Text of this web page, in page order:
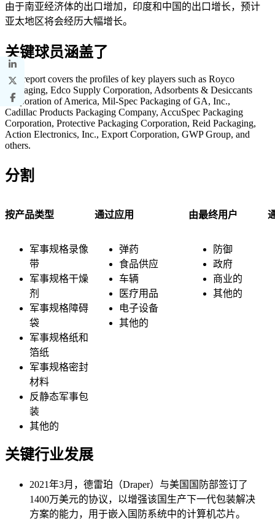
由于南亚经济体的出口增加，印度和中国的出口增长，预计
亚太地区将会经历大幅增长。
关键球员涵盖了
The report covers the profiles of key players such as Royco
Packaging, Edco Supply Corporation, Adsorbents & Desiccants
Corporation of America, Mil-Spec Packaging of GA, Inc.,
Cadillac Products Packaging Company, AccuSpec Packaging
Corporation, Protective Packaging Corporation, Reid Packaging,
Action Electronics, Inc., Export Corporation, GWP Group, and
others.
分割
按产品类型 通过应用 由最终用户
军事规格录像
带
军事规格干燥
剂
军事规格障碍
袋
军事规格纸和
箔纸
军事规格密封
材料
反静态军事包
装
其他的
弹药
食品供应
车辆
医疗用品
电子设备
其他的
防御
政府
商业的
其他的
关键行业发展
2021年3月，德雷珀（Draper）与美国国防部签订了
1400万美元的协议，以增强该国生产下一代包装解决
方案的能力，用于嵌入国防系统中的计算机芯片。